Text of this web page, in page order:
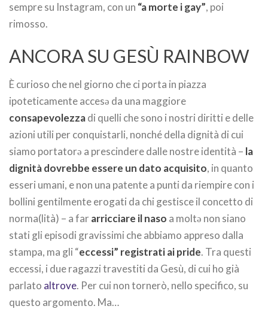
sempre su Instagram, con un “a morte i gay”, poi
rimosso.
ANCORA SU GESÙ RAINBOW
È curioso che nel giorno che ci porta in piazza
ipoteticamente accesə da una maggiore
consapevolezzadi quelli che sono i nostri diritti e delle
azioni utili per conquistarli, nonché della dignità di cui
siamo portatorə a prescindere dalle nostre identità – la
dignità dovrebbe essere un dato acquisito, in quanto
esseri umani, e non una patente a punti da riempire con i
bollini gentilmente erogati da chi gestisce il concetto di
norma(lità) – a fararricciare il naso a moltə non siano
stati gli episodi gravissimi che abbiamo appreso dalla
stampa, ma gli “eccessi” registrati ai pride. Tra questi
eccessi, i due ragazzi travestiti da Gesù, di cui ho già
parlato altrove. Per cui non tornerò, nello specifico, su
questo argomento. Ma…